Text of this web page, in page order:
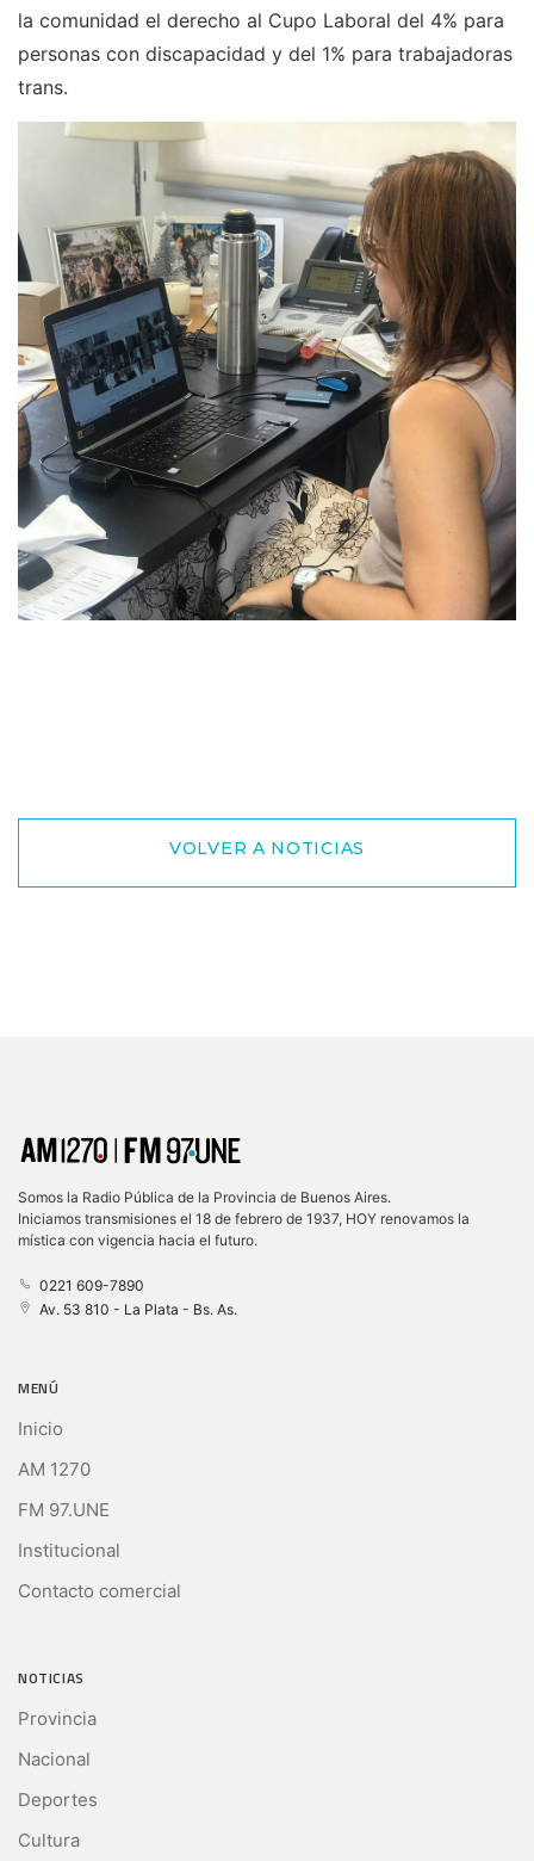
la comunidad el derecho al Cupo Laboral del 4% para
personas con discapacidad y del 1% para trabajadoras
trans.
VOLVER A NOTICIAS
Somos la Radio Pública de la Provincia de Buenos Aires.
Iniciamos transmisiones el 18 de febrero de 1937, HOY renovamos la
mística con vigencia hacia el futuro.
0221 609-7890
Av. 53 810 - La Plata - Bs. As.
MENÚ
Inicio
AM 1270
FM 97.UNE
Institucional
Contacto comercial
NOTICIAS
Provincia
Nacional
Deportes
Cultura